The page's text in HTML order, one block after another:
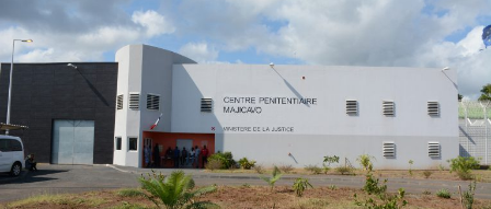
De Messi à Trump : l’expérience internationale
du Martiniquais Benoît Etinof au service du
Karibea Sainte-Luce en Martinique
le 07/08/2026